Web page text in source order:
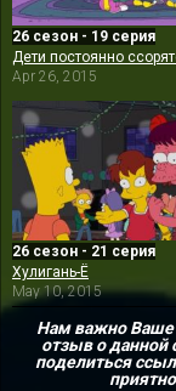
26 сезон - 19 серия
Дети постоянно
Apr 26, 2015
26 сезон - 21 серия
Хулигань-Ё
May 10, 2015
Нам важно Ваше
отзыв о данной
поделиться